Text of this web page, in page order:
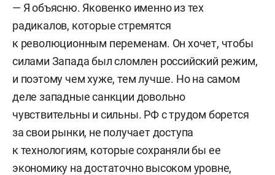
— Я объясню. Яковенко именно из тех
радикалов, которые стремятся
к революционным переменам. Он хочет, чтобы
силами Запада был сломлен российский режим,
и поэтому чем хуже, тем лучше. Но на самом
деле западные санкции довольно
чувствительны и сильны. РФ с трудом борется
за свои рынки, не получает доступа
к технологиям, которые сохраняли бы ее
экономику на достаточно высоком уровне,